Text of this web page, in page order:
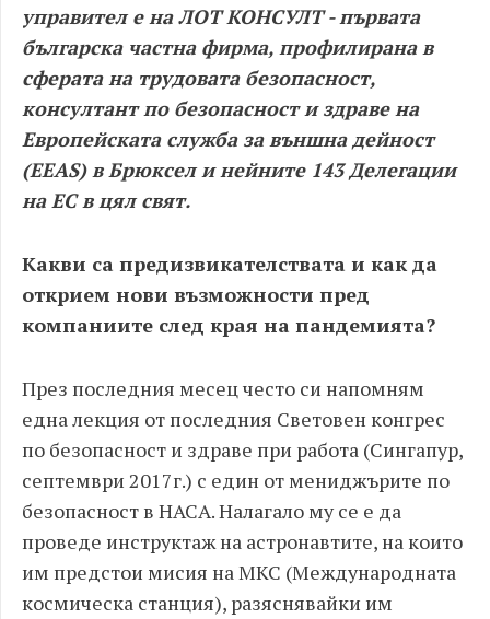
управител е на ЛОТ КОНСУЛТ - първата
българска частна фирма, профилирана в
сферата на трудовата безопасност,
консултант по безопасност и здраве на
Европейската служба за външна дейност
(ЕЕАS) в Брюксел и нейните 143 Делегации
на ЕС в цял свят.
Какви са предизвикателствата и как да
открием нови възможности пред
компаниите след края на пандемията?
През последния месец често си напомням
една лекция от последния Световен конгрес
по безопасност и здраве при работа (Сингапур,
септември 2017г.) с един от мениджърите по
безопасност в НАСА. Налагало му се е да
проведе инструктаж на астронавтите, на които
им предстои мисия на МКС (Международната
космическа станция), разяснявайки им